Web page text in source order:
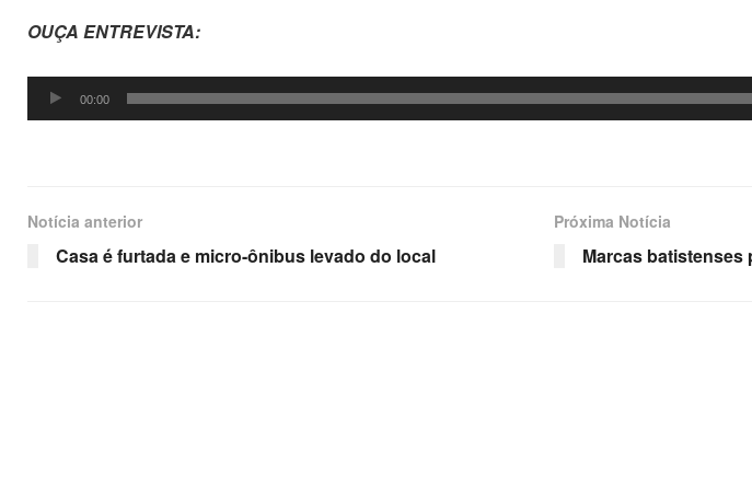
OUÇA ENTREVISTA:
Tocador
de
00:00
Notícia anterior
Casa é furtada e micro-ônibus levado do local
Próxima Notícia
Marcas batistenses